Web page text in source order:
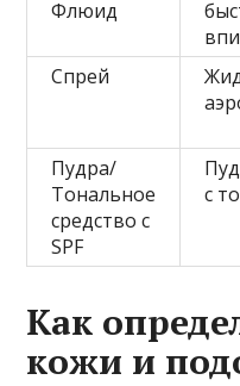
Флюид
Спрей
Пудра/
Тональное
средство с
SPF
с
Как
кожи и